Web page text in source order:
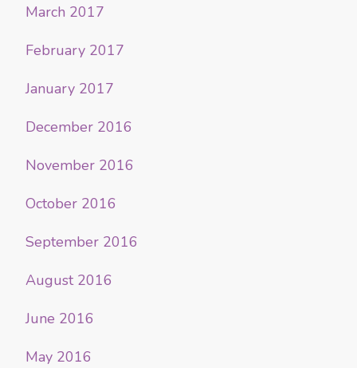
March 2017
February 2017
January 2017
December 2016
November 2016
October 2016
September 2016
August 2016
June 2016
May 2016